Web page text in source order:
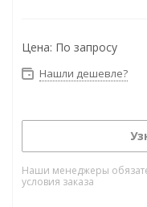
Цена: По запросу
Нашли дешевле?
Наши менеджеры
условия заказа